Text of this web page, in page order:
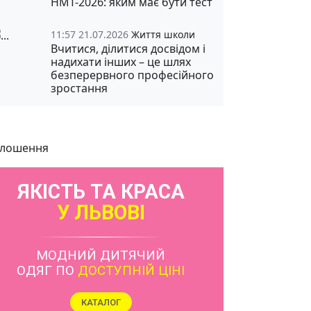
11:57 21.07.2026 Життя школи
Вчитися, ділитися досвідом і
надихати інших – це шлях
безперервного професійного
зростання